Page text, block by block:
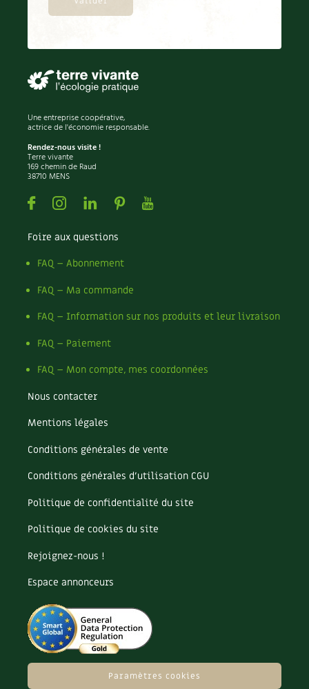
Une entreprise coopérative,
actrice de l'économie responsable.
Rendez-nous visite !
Terre vivante
169 chemin de Raud
38710 MENS
FacebookInstagramLinkedin
PinterestYoutube
Foire aux questions
FAQ – Abonnement
FAQ – Ma commande
FAQ – Information sur nos produits et leur livraison
FAQ – Paiement
FAQ – Mon compte, mes coordonnées
Nous contacter
Mentions légales
Conditions générales de vente
Conditions générales d’utilisation CGU
Politique de confidentialité du site
Politique de cookies du site
Rejoignez-nous !
Espace annonceurs
Paramètres cookies